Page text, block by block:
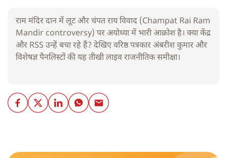
राम मंदिर दान में लूट और चंपत राय विवाद (Champat Rai Ram
Mandir controversy) पर अयोध्या में भारी आक्रोश है। क्या केंद्र
और RSS उन्हें बचा रहे हैं? देखिए वरिष्ठ पत्रकार अंबरीश कुमार और
विशेषज्ञ पैनलिस्टों की यह तीखी लाइव राजनीतिक समीक्षा।